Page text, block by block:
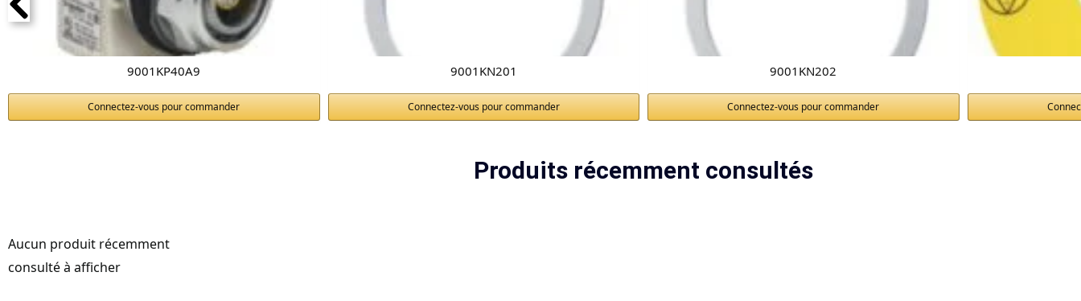
9001KP40A9
Connectez-vous pour commander
9001KN201
Connectez-vous pour commander
9001KN202
Connectez-vous pour commander
Produits récemment consultés
Aucun produit récemment
consulté à afficher